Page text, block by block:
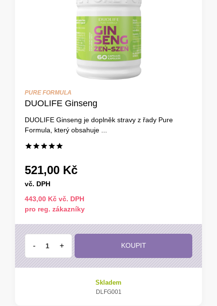
PURE FORMULA
DUOLIFE Ginseng
DUOLIFE Ginseng je doplněk stravy z řady Pure
Formula, který obsahuje ...
521,00 Kč
vč. DPH
443,00 Kč vč. DPH
pro reg. zákazníky
- + KOUPIT
Skladem
DLFG001